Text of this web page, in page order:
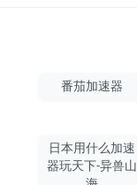
番茄加速器
日本用什么加速
器玩天下-异兽山